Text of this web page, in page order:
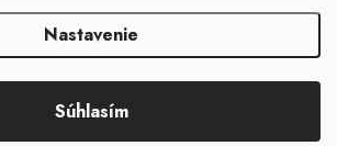
Nastavenie
Súhlasím
. Všetky práva vyhradené.